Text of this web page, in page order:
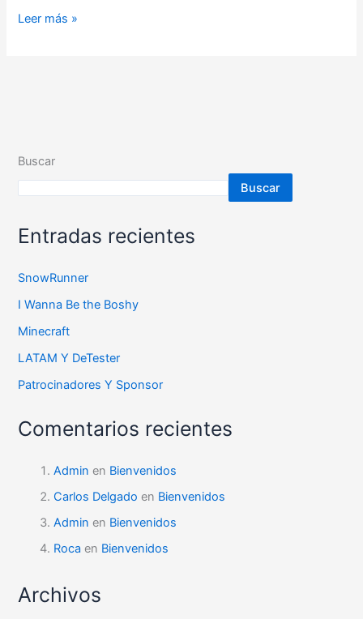
Leer más »
Buscar
Buscar
Entradas recientes
SnowRunner
I Wanna Be the Boshy
Minecraft
LATAM Y DeTester
Patrocinadores Y Sponsor
Comentarios recientes
Admin en Bienvenidos
Carlos Delgado en Bienvenidos
Admin en Bienvenidos
Roca en Bienvenidos
Archivos